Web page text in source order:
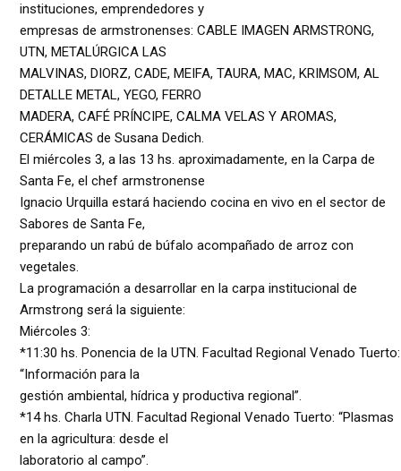
instituciones, emprendedores y
empresas de armstronenses: CABLE IMAGEN ARMSTRONG,
UTN, METALÚRGICA LAS
MALVINAS, DIORZ, CADE, MEIFA, TAURA, MAC, KRIMSOM, AL
DETALLE METAL, YEGO, FERRO
MADERA, CAFÉ PRÍNCIPE, CALMA VELAS Y AROMAS,
CERÁMICAS de Susana Dedich.
El miércoles 3, a las 13 hs. aproximadamente, en la Carpa de
Santa Fe, el chef armstronense
Ignacio Urquilla estará haciendo cocina en vivo en el sector de
Sabores de Santa Fe,
preparando un rabú de búfalo acompañado de arroz con
vegetales.
La programación a desarrollar en la carpa institucional de
Armstrong será la siguiente:
Miércoles 3:
*11:30 hs. Ponencia de la UTN. Facultad Regional Venado Tuerto:
“Información para la
gestión ambiental, hídrica y productiva regional”.
*14 hs. Charla UTN. Facultad Regional Venado Tuerto: “Plasmas
en la agricultura: desde el
laboratorio al campo”.